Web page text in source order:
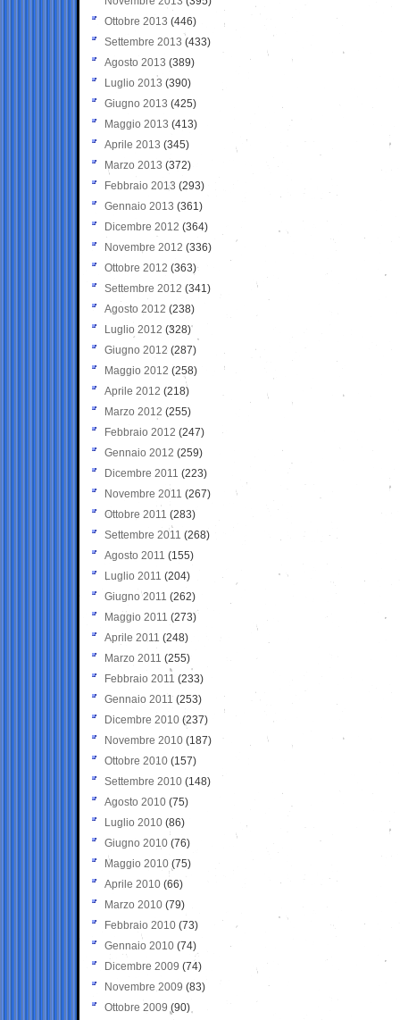
Ottobre 2013 (446)
Settembre 2013 (433)
Agosto 2013 (389)
Luglio 2013 (390)
Giugno 2013 (425)
Maggio 2013 (413)
Aprile 2013 (345)
Marzo 2013 (372)
Febbraio 2013 (293)
Gennaio 2013 (361)
Dicembre 2012 (364)
Novembre 2012 (336)
Ottobre 2012 (363)
Settembre 2012 (341)
Agosto 2012 (238)
Luglio 2012 (328)
Giugno 2012 (287)
Maggio 2012 (258)
Aprile 2012 (218)
Marzo 2012 (255)
Febbraio 2012 (247)
Gennaio 2012 (259)
Dicembre 2011 (223)
Novembre 2011 (267)
Ottobre 2011 (283)
Settembre 2011 (268)
Agosto 2011 (155)
Luglio 2011 (204)
Giugno 2011 (262)
Maggio 2011 (273)
Aprile 2011 (248)
Marzo 2011 (255)
Febbraio 2011 (233)
Gennaio 2011 (253)
Dicembre 2010 (237)
Novembre 2010 (187)
Ottobre 2010 (157)
Settembre 2010 (148)
Agosto 2010 (75)
Luglio 2010 (86)
Giugno 2010 (76)
Maggio 2010 (75)
Aprile 2010 (66)
Marzo 2010 (79)
Febbraio 2010 (73)
Gennaio 2010 (74)
Dicembre 2009 (74)
Novembre 2009 (83)
Ottobre 2009 (90)